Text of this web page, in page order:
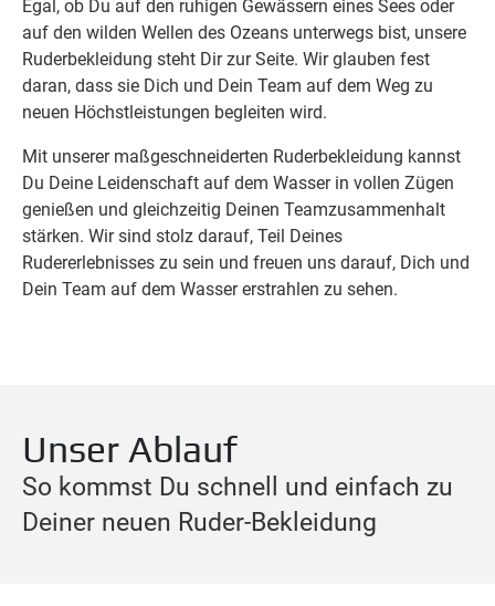
Egal, ob Du auf den ruhigen Gewässern eines Sees oder
auf den wilden Wellen des Ozeans unterwegs bist, unsere
Ruderbekleidung steht Dir zur Seite. Wir glauben fest
daran, dass sie Dich und Dein Team auf dem Weg zu
neuen Höchstleistungen begleiten wird.
Mit unserer maßgeschneiderten Ruderbekleidung kannst
Du Deine Leidenschaft auf dem Wasser in vollen Zügen
genießen und gleichzeitig Deinen Teamzusammenhalt
stärken. Wir sind stolz darauf, Teil Deines
Rudererlebnisses zu sein und freuen uns darauf, Dich und
Dein Team auf dem Wasser erstrahlen zu sehen.
Unser Ablauf
So kommst Du schnell und einfach zu
Deiner neuen Ruder-Bekleidung